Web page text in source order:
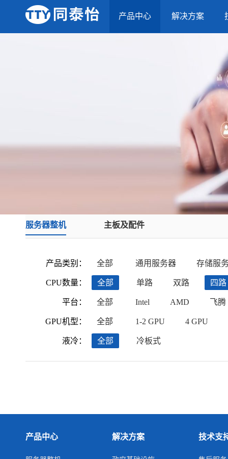
产品中心 解决方案
服务器整机 主板及配件
产品类别：
CPU数量：
平台：
GPU机型：
液冷：
全部 通用服务器 存储服
全部 单路 双路 四路
全部 Intel AMD 飞腾
全部 1-2 GPU 4 GPU
全部 冷板式
产品中心 解决方案 技术支